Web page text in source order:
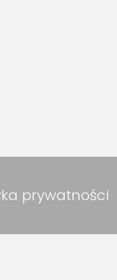
prywatności